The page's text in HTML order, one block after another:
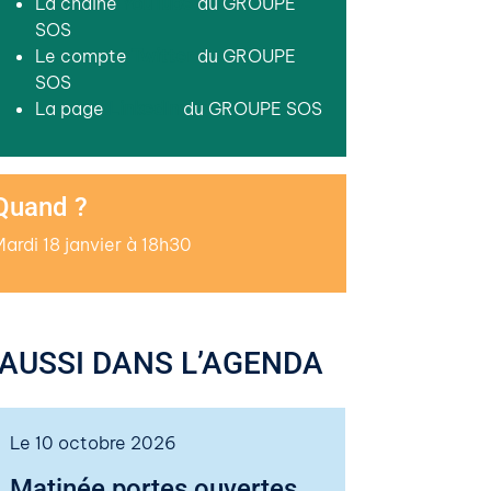
SOS
Le compte
du GROUPE
SOS
La page
du GROUPE SOS
?
18 janvier à 18h30
DANS L’AGENDA
Le 10 octobre 2026